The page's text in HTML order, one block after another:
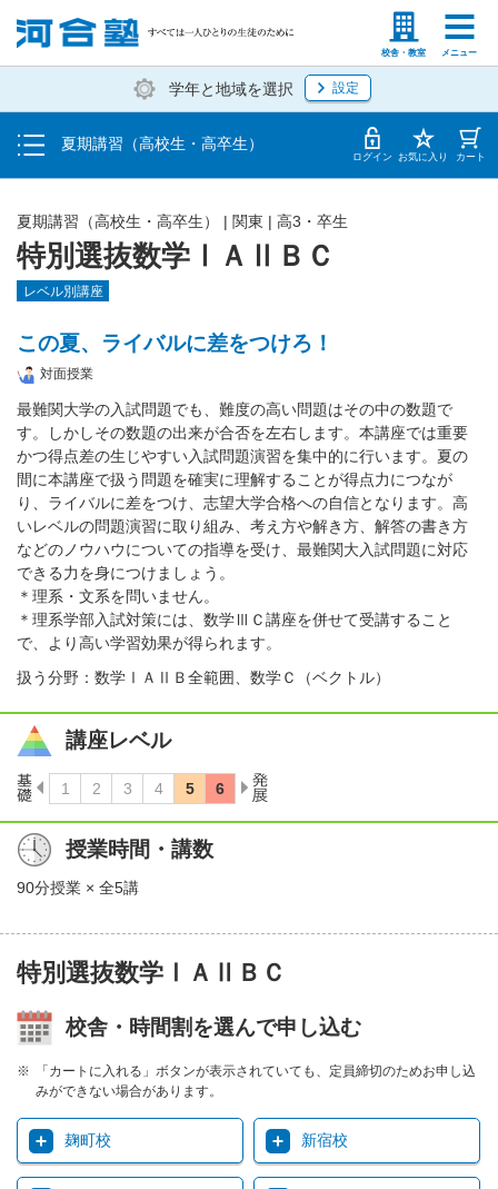
校舎・教室 メニュー
塾生の方 高等学校の先生
学年と地域を選択 設定
夏期講習（高校生・高卒生）
受講料・お申し込み方法
受講開始までの流れ
校舎・教室一覧 ログイン お気に入り カート
特別選抜数学ⅠＡⅡＢＣ
夏期講習（高校生・高卒生） | 関東 | 高3・卒生
レベル別講座
この夏、ライバルに差をつけろ！
対面授業
最難関大学の入試問題でも、難度の高い問題はその中の数題で
す。しかしその数題の出来が合否を左右します。本講座では重要
かつ得点差の生じやすい入試問題演習を集中的に行います。夏の
間に本講座で扱う問題を確実に理解することが得点力につなが
り、ライバルに差をつけ、志望大学合格への自信となります。高
いレベルの問題演習に取り組み、考え方や解き方、解答の書き方
などのノウハウについての指導を受け、最難関大入試問題に対応
できる力を身につけましょう。
＊理系・文系を問いません。
＊理系学部入試対策には、数学ⅢＣ講座を併せて受講すること
で、より高い学習効果が得られます。
扱う分野：数学ⅠＡⅡＢ全範囲、数学Ｃ（ベクトル）
講座レベル
授業時間・講数
90分授業 × 全5講
特別選抜数学ⅠＡⅡＢＣ
校舎・時間割を選んで申し込む
「カートに入れる」ボタンが表示されていても、定員締切のためお申し込
みができない場合があります。
麹町校 新宿校